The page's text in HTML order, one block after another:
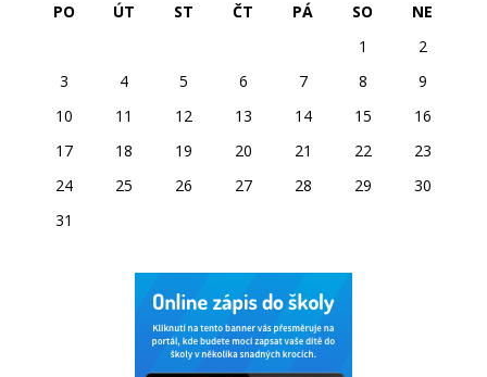
PO ÚT ST ČT PÁ SO
NE
1
2
3
4 5 6 7 8
9
10
11 12 13 14 15
16
17
18 19 20 21 22
23
24
25 26 27 28 29
30
31